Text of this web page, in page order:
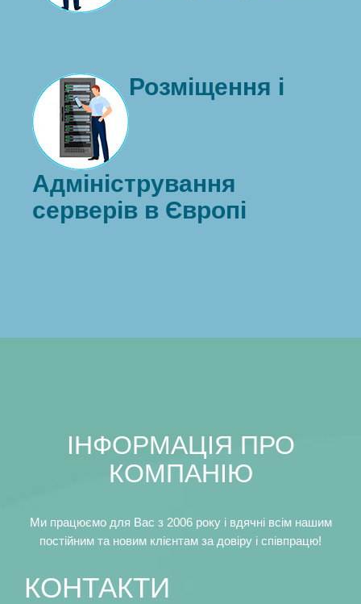
Розміщення і
Адміністрування
серверів в Європі
IНФОРМАЦIЯ ПРО
КОМПАНIЮ
Ми працюємо для Вас з 2006 року i вдячнi всiм нашим
постiйним та новим клiєнтам за довiру i спiвпрацю!
КОНТАКТИ